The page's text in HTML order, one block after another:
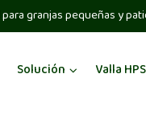
granjas pequeñas y
Solución Valla HPS